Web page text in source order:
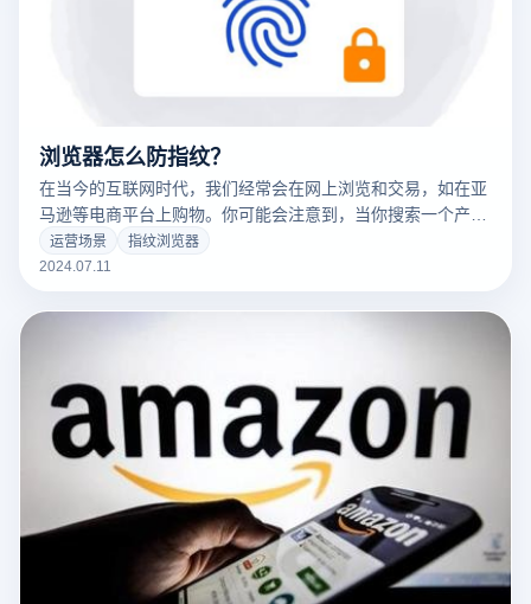
浏览器怎么防指纹？
在当今的互联网时代，我们经常会在网上浏览和交易，如在亚
马逊等电商平台上购物。你可能会注意到，当你搜索一个产品
后，类似的产品会出现在接下来的页面上。这种现象主要是通
过浏览器指纹识别技术实现的。本文将简要介绍浏览器指纹识
被浏览器指纹识别。
运营场景
指纹浏览器
2024.07.11